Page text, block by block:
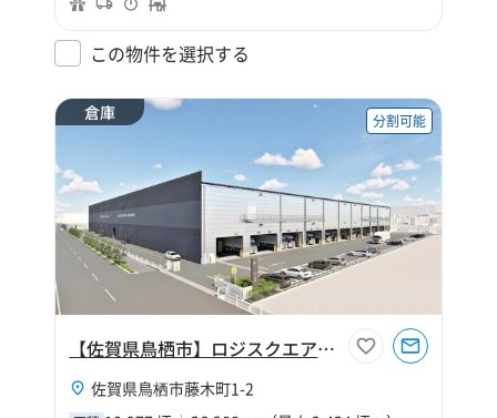
この物件を選択する
倉庫 分割可能
【佐賀県鳥栖市】ロジスクエア鳥栖Ⅱ
佐賀県鳥栖市藤木町1-2